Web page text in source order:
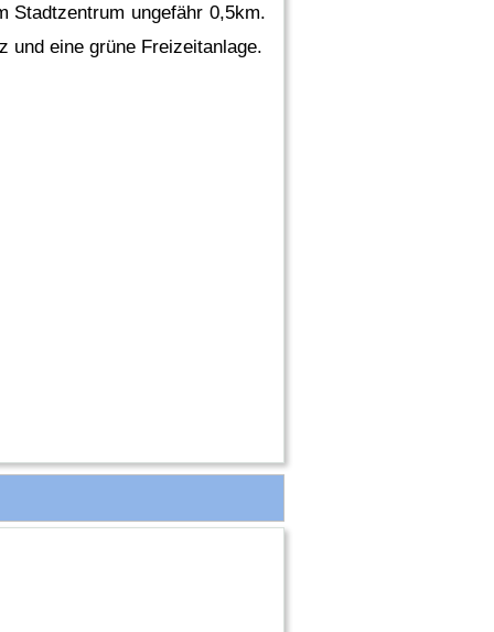
Stadtzentrum ungefähr 0,5km.
und eine grüne Freizeitanlage.